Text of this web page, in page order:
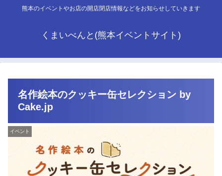
熊本のイベントやお店の開店閉店情報などをお知らせしていきます
くまいべんと(熊本イベントサイト)
名作絵本のクッキー缶セレクション by
Cake.jp
イベント